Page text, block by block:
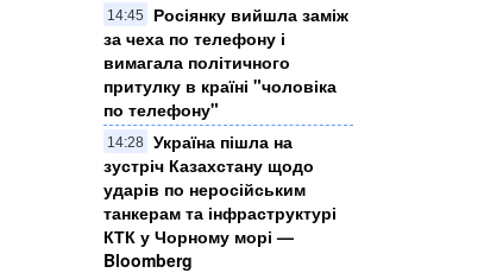
14:45
Росіянку вийшла заміж
за чеха по телефону і
вимагала політичного
притулку в країні "чоловіка
по телефону"
14:28 Україна пішла на
зустріч Казахстану щодо
ударів по неросійським
танкерам та інфраструктурі
КТК у Чорному морі —
Bloomberg